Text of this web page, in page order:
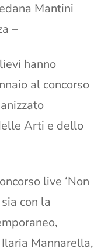
Mantini
–
hanno
al concorso
Arti e dello
live ‘Non
con la
Mannarella,